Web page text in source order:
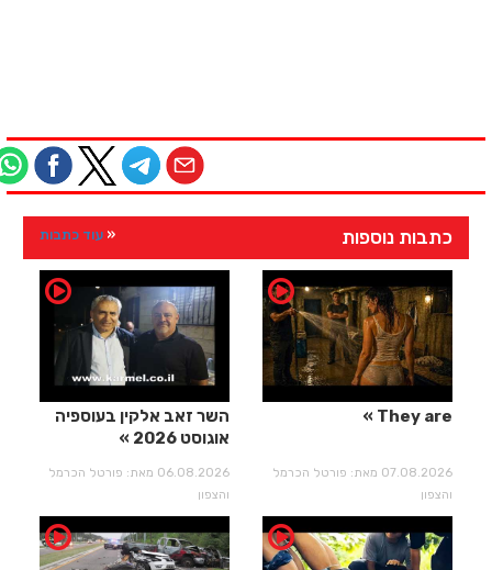
כתבות נוספות עוד כתבות
They are
07.08.2026 מאת: פורטל הכרמל
והצפון
השר זאב אלקין בעוספיה
אוגוסט 2026
06.08.2026 מאת: פורטל הכרמל
והצפון